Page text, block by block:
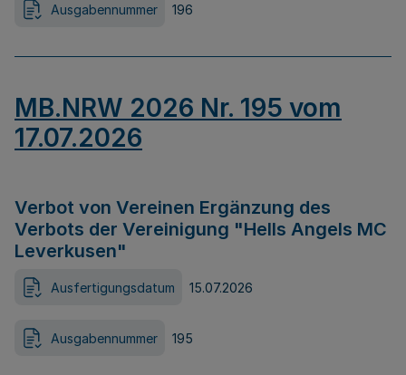
Ausgabennummer 196
MB.NRW 2026 Nr. 195 vom
17.07.2026
Verbot von Vereinen Ergänzung des
Verbots der Vereinigung "Hells Angels MC
Leverkusen"
Ausfertigungsdatum 15.07.2026
Ausgabennummer 195